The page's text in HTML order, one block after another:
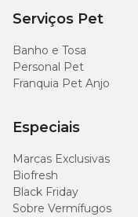
Serviços Pet
Banho e Tosa
Personal Pet
Franquia Pet Anjo
Especiais
Marcas Exclusivas
Biofresh
Black Friday
Sobre Vermífugos